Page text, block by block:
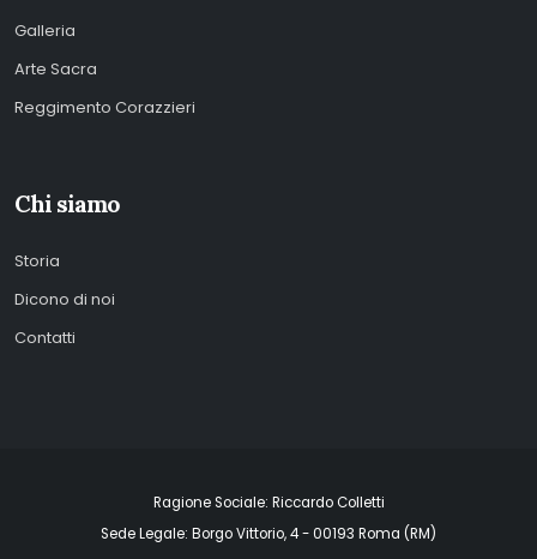
Galleria
Arte Sacra
Reggimento Corazzieri
Chi siamo
Storia
Dicono di noi
Contatti
Ragione Sociale: Riccardo Colletti
Sede Legale: Borgo Vittorio, 4 - 00193 Roma (RM)